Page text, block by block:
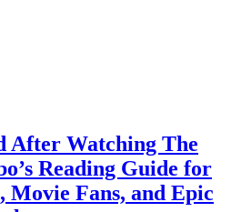
After Watching The
Reading Guide for
Fans, and Epic